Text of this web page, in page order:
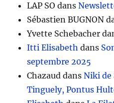
LAP SO dans
Sébastien BUGNON
Yvette Schebacher
Itti Elisabeth dans
septembre 2025
Chazaud dansNiki de
Tinguely, Pontus